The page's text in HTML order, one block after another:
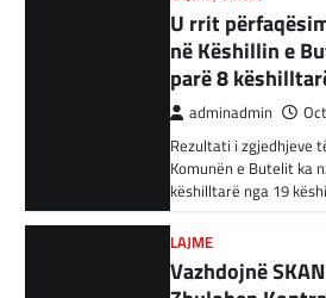
adminadmin
Në qytetin al-Ka’im,
veriperëndim të
mbetur pas sulmeve
është…
KRONIKË E ZEZË,
Tetë persona
pas aksidentit
automjete
adminadmin
LAJME
Vazhdojnë
Zbulohen
PARKINGU” të
(DOKUMENT)
adminadmin
Skandalet në komunën
ndalur! Pas publikimit
dyshimta tek